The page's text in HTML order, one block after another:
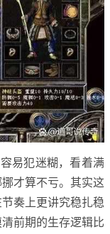
易犯迷糊，看着满
才算不亏。其实这
奏上更讲究稳扎稳
前期的生存逻辑比